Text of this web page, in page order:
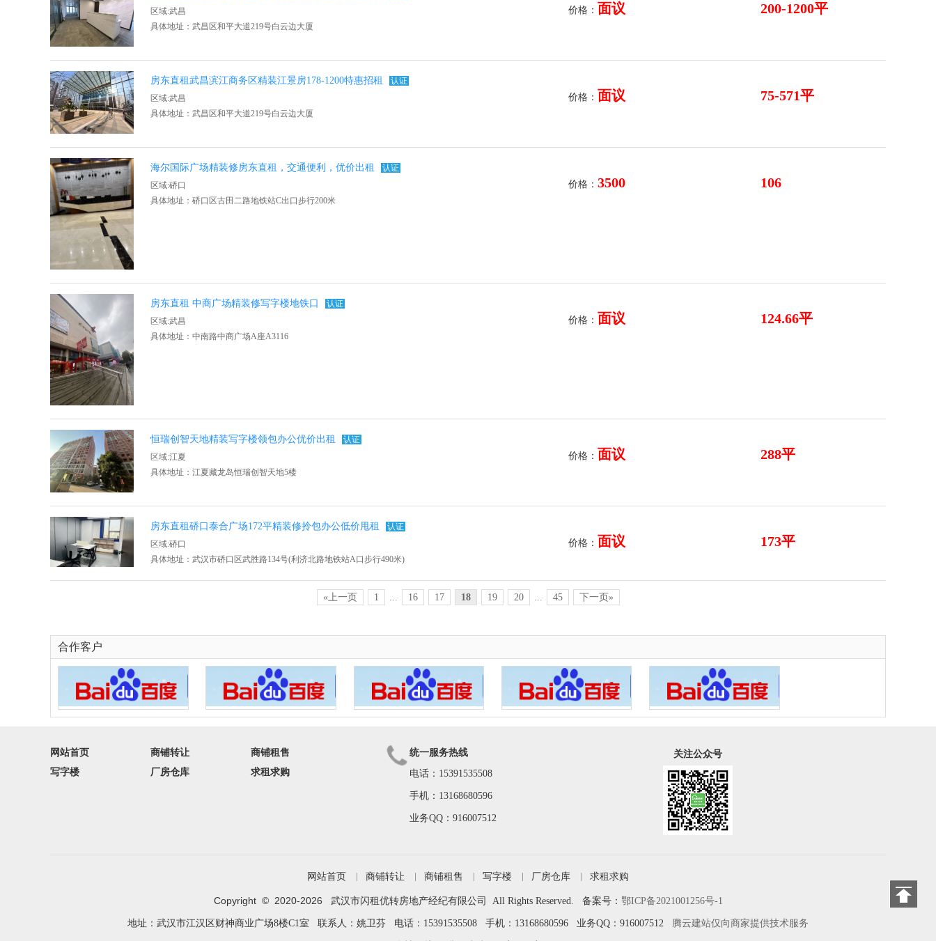
区域:武昌
具体地址：武昌区和平大道219号白云边大厦
价格： 面议 200-1200平
房东直租武昌滨江商务区精装江景房178-1200特惠招租
认证
区域:武昌
具体地址：武昌区和平大道219号白云边大厦
价格： 面议 75-571平
海尔国际广场精装修房东直租，交通便利，优价出租
认证
区域:硚口
具体地址：硚口区古田二路地铁站C出口步行200米
价格： 3500 106
房东直租 中商广场精装修写字楼地铁口
认证
区域:武昌
具体地址：中南路中商广场A座A3116
价格： 面议 124.66平
恒瑞创智天地精装写字楼领包办公优价出租
认证
区域:江夏
具体地址：江夏藏龙岛恒瑞创智天地5楼
价格： 面议 288平
房东直租硚口泰合广场172平精装修拎包办公低价甩租
认证
区域:硚口
具体地址：武汉市硚口区武胜路134号(利济北路地铁站A口步行490米)
价格： 面议 173平
«上一页 1 ... 16 17 18 19 20 ... 45 下一页»
合作客户
网站首页 商铺转让
商铺租售
写字楼
厂房仓库 求租求购
统一服务热线
电话：15391535508
手机：13168680596
业务QQ：916007512
关注公众号
网站首页 商铺转让 商铺租售 写字楼 厂房仓库 求租求购
Copyright © 2020-2026 武汉市闪租优转房地产经纪有限公司 All Rights Reserved. 备案号： 鄂ICP备2021001256号-1
地址：武汉市江汉区财神商业广场8楼C1室 联系人：姚卫芬 电话：15391535508 手机：13168680596 业务QQ：916007512 腾云建站仅向商家提供技术服务